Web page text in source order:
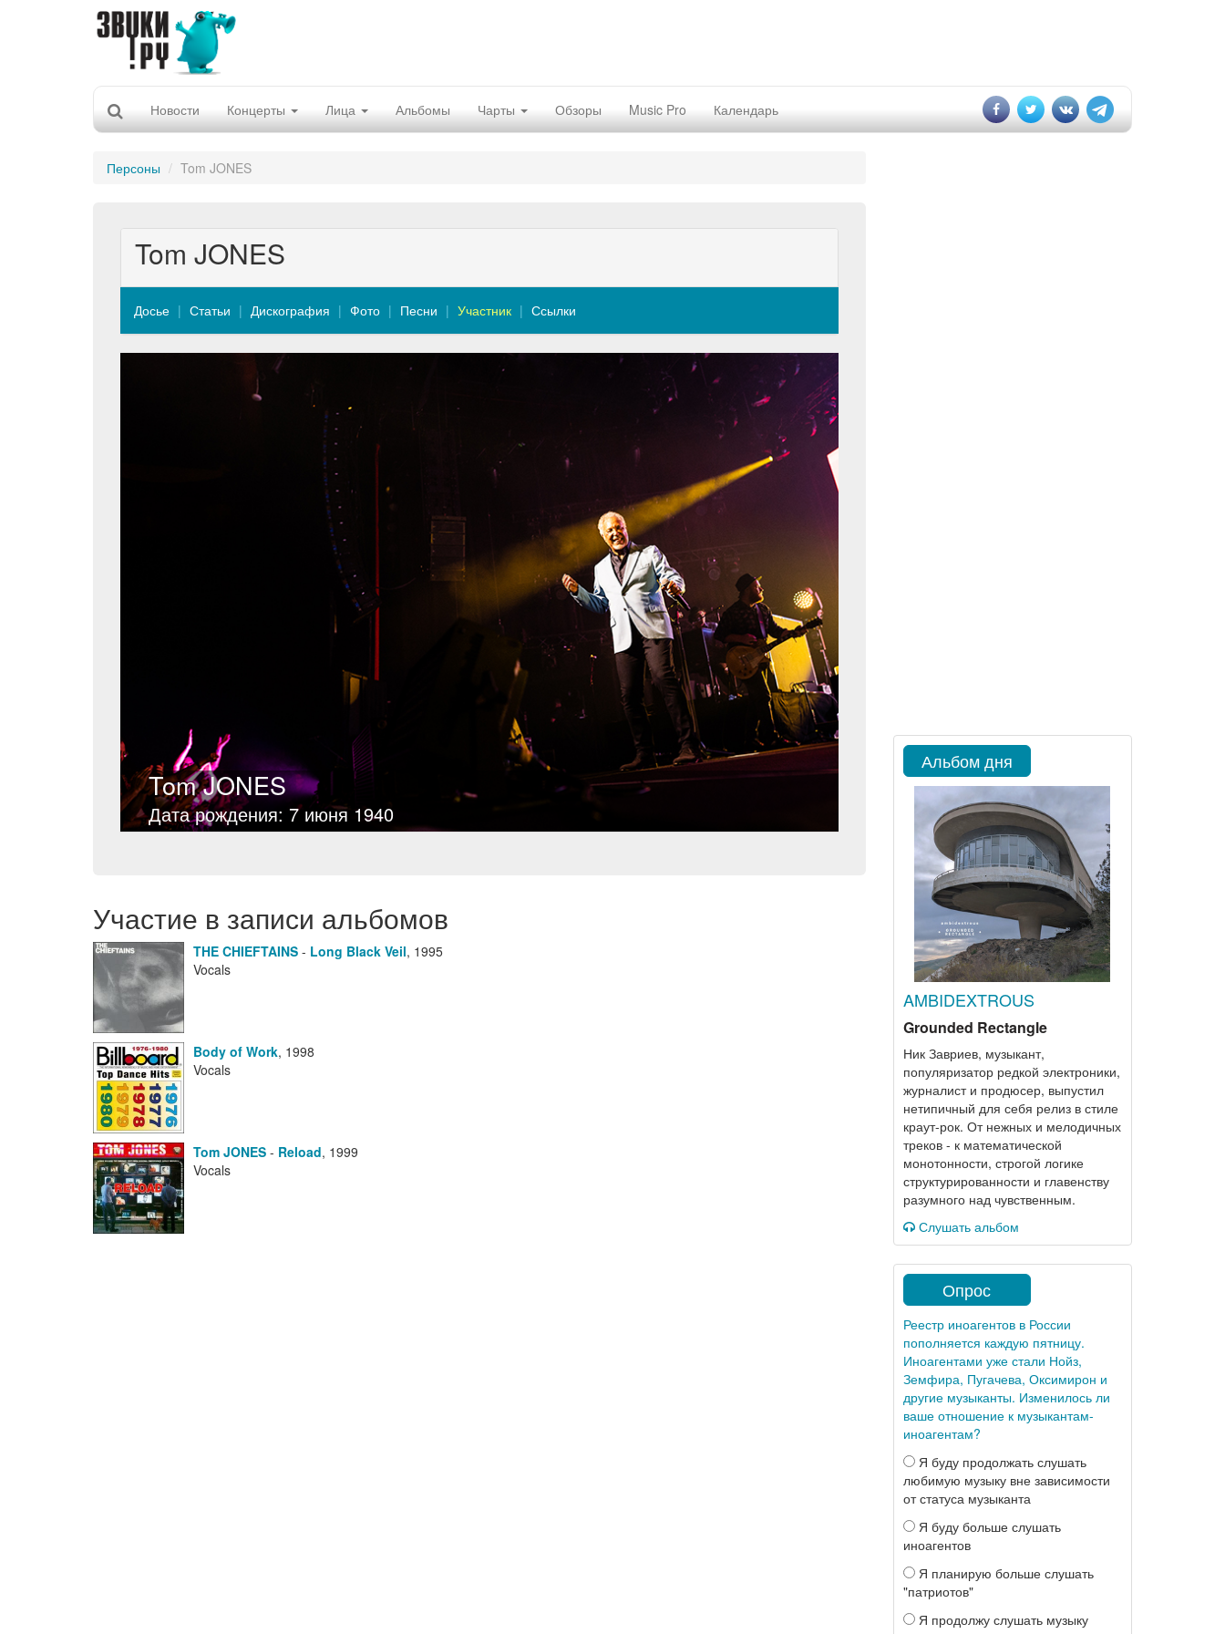
Новости Концерты Лица Альбомы Чарты Обзоры Music Pro Календарь
Персоны Tom JONES
Tom JONES
Досье Статьи Дискография Фото Песни Участник Ссылки
Tom JONES
Дата рождения: 7 июня 1940
Участие в записи альбомов
THE CHIEFTAINS - Long Black Veil, 1995
Vocals
Body of Work, 1998
Vocals
Tom JONES - Reload, 1999
Vocals
Альбом дня
AMBIDEXTROUS
Grounded Rectangle
Ник Завриев, музыкант,
популяризатор редкой электроники,
журналист и продюсер, выпустил
нетипичный для себя релиз в стиле
краут-рок. От нежных и мелодичных
треков - к математической
монотонности, строгой логике
структурированности и главенству
разумного над чувственным.
Слушать альбом
Опрос
Реестр иноагентов в России
пополняется каждую пятницу.
Иноагентами уже стали Нойз,
Земфира, Пугачева, Оксимирон и
другие музыканты. Изменилось ли
ваше отношение к музыкантам-
иноагентам?
Я буду продолжать слушать
любимую музыку вне зависимости
от статуса музыканта
Я буду больше слушать
иноагентов
Я планирую больше слушать
"патриотов"
Я продолжу слушать музыку